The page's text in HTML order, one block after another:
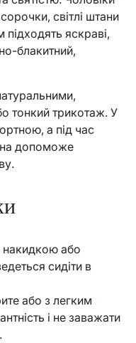
світлі штани
підходять яскраві,
блакитний,
тонкий трикотаж. У
а під час
допоможе
накидкою або
сидіти в
або з легким
і не заважати